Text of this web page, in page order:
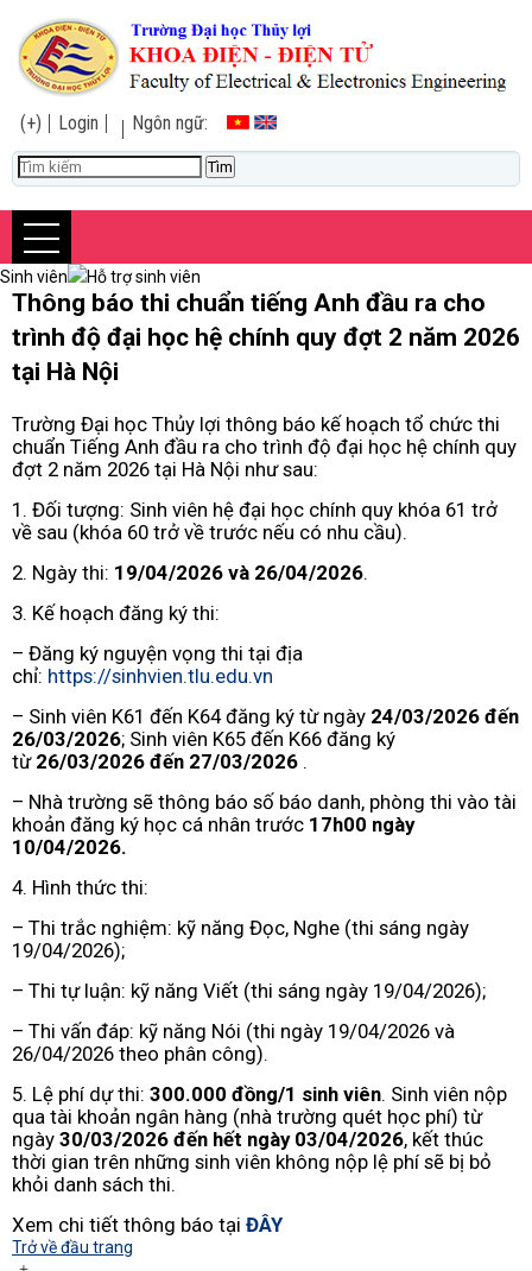
(+) Login Ngôn ngữ:
Sinh viên Hỗ trợ sinh viên
Thông báo thi chuẩn tiếng Anh đầu ra cho
trình độ đại học hệ chính quy đợt 2 năm 2026
tại Hà Nội
Trường Đại học Thủy lợi thông báo kế hoạch tổ chức thi
chuẩn Tiếng Anh đầu ra cho trình độ đại học hệ chính quy
đợt 2 năm 2026 tại Hà Nội như sau:
1. Đối tượng: Sinh viên hệ đại học chính quy khóa 61 trở
về sau (khóa 60 trở về trước nếu có nhu cầu).
2. Ngày thi: 19/04/2026 và 26/04/2026.
3. Kế hoạch đăng ký thi:
– Đăng ký nguyện vọng thi tại địa
chỉ: https://sinhvien.tlu.edu.vn
– Sinh viên K61 đến K64 đăng ký từ ngày 24/03/2026 đến
26/03/2026; Sinh viên K65 đến K66 đăng ký
từ26/03/2026 đến 27/03/2026 .
– Nhà trường sẽ thông báo số báo danh, phòng thi vào tài
khoản đăng ký học cá nhân trước 17h00 ngày
10/04/2026.
4. Hình thức thi:
– Thi trắc nghiệm: kỹ năng Đọc, Nghe (thi sáng ngày
19/04/2026);
– Thi tự luận: kỹ năng Viết (thi sáng ngày 19/04/2026);
– Thi vấn đáp: kỹ năng Nói (thi ngày 19/04/2026 và
26/04/2026 theo phân công).
5. Lệ phí dự thi: 300.000 đồng/1 sinh viên. Sinh viên nộp
qua tài khoản ngân hàng (nhà trường quét học phí) từ
ngày 30/03/2026 đến hết ngày 03/04/2026, kết thúc
thời gian trên những sinh viên không nộp lệ phí sẽ bị bỏ
khỏi danh sách thi.
Xem chi tiết thông báo tại ĐÂY
Trở về đầu trang